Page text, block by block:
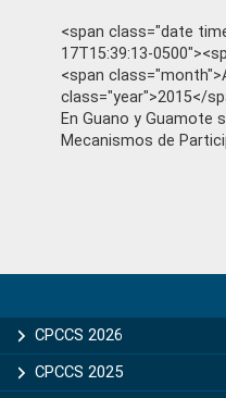
<span class="date
17T15:39:13-
<span
class="year">2015</
En Guano y Guamote
Mecanismos de
Sidebar
CPCCS 2026
CPCCS 2025